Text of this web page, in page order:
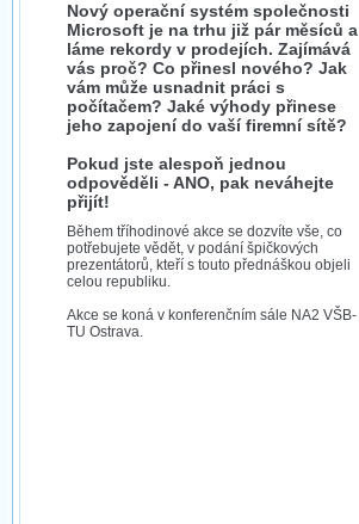
Nový operační systém společnosti
Microsoft je na trhu již pár měsíců a
láme rekordy v prodejích. Zajímává
vás proč? Co přinesl nového? Jak
vám může usnadnit práci s
počítačem? Jaké výhody přinese
jeho zapojení do vaší firemní sítě?
Pokud jste alespoň jednou
odpověděli - ANO, pak neváhejte
přijít!
Během tříhodinové akce se dozvíte vše, co
potřebujete vědět, v podání špičkových
prezentátorů, kteří s touto přednáškou objeli
celou republiku.
Akce se koná v konferenčním sále NA2 VŠB-
TU Ostrava.